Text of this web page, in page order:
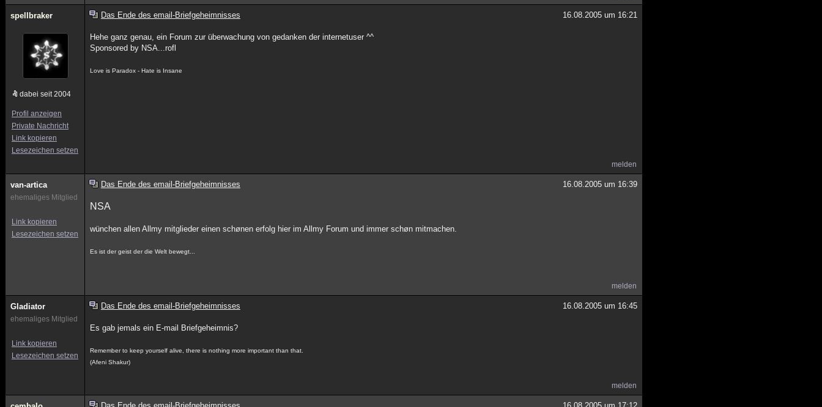
spellbraker
dabei seit 2004
Profil anzeigen
Private Nachricht
Link kopieren
Lesezeichen setzen
Das Ende des email-Briefgeheimnisses 16.08.2005 um 16:21
Hehe ganz genau, ein Forum zur überwachung von gedanken der internetuser ^^
Sponsored by NSA...rofl
Love is Paradox - Hate is Insane
melden
van-artica
ehemaliges Mitglied
Link kopieren
Lesezeichen setzen
Das Ende des email-Briefgeheimnisses 16.08.2005 um 16:39
NSA
wünchen allen Allmy mitglieder einen schønen erfolg hier im Allmy Forum und immer schøn mitmachen.
Es ist der geist der die Welt bewegt...
melden
Gladiator
ehemaliges Mitglied
Link kopieren
Lesezeichen setzen
Das Ende des email-Briefgeheimnisses 16.08.2005 um 16:45
Es gab jemals ein E-mail Briefgeheimnis?
Remember to keep yourself alive, there is nothing more important than that.
(Afeni Shakur)
melden